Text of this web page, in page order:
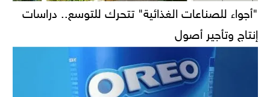
"أجواء للصناعات الغذائية" تتحرك للتوسع.. دراسات
إنتاج وتأجير أصول